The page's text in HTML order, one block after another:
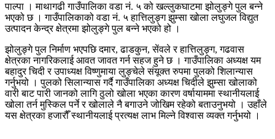
पाल्पा । माथागढी गाउँपालिका वडा नं. ५ को खल्लुकघाटमा झोलुङ्गे पुल बन्ने
भएको छ । गाउँपालिकाको वडा नं. ५ हात्तिलुङ्ग झुम्सा खोला लघुजल विद्युत
उत्पादन केन्द्र क्षेत्रमा झोलुङ्गे पुल बन्ने भएको हो ।
झोलुङ्गे पुल निर्माण भएपछि दमार, ढाडकुन, सेंवले र हात्तिलुङ्ग, गढवास
क्षेत्रका नागरिकलाई आवत जावत गर्न सहज हुने छ । गाउँपालिका अध्यक्ष यम
बहादुर चिदी र उपाध्यक्ष विष्णुमाया लुङ्चेले संयूक्त रुपमा पुलको शिलान्यास
गर्नुभयो । पुलको सिलान्यास गर्दै गाउँपालिका अध्यक्ष चिदीले झुम्सा खोलाको
वारी बाट पारी जानको लागि ठुलो खोला भएका कारण वर्षायाममा स्थानीयलाई
खोला तर्न मुस्किल पर्ने र खोलाले नै बगाउने जोखिम रहेको बताउनुभयो । उहाँले
यस क्षेत्रका हजारौँ स्थानीयलाई प्रत्यक्ष लाभ मिल्ने विश्वास व्यक्त गर्नुभयो ।